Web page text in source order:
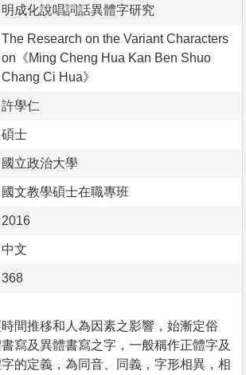
明成化說唱詞話異體字研究
The Research on the Variant Characters
on《Ming Cheng Hua Kan Ben Shuo
Chang Ci Hua》
許學仁
碩士
國立政治大學
國文教學碩士在職專班
2016
中文
368
間推移和人為因素之影響，始漸定俗
寫及異體書寫之字，一般稱作正體字及
的定義，為同音、同義，字形相異，相